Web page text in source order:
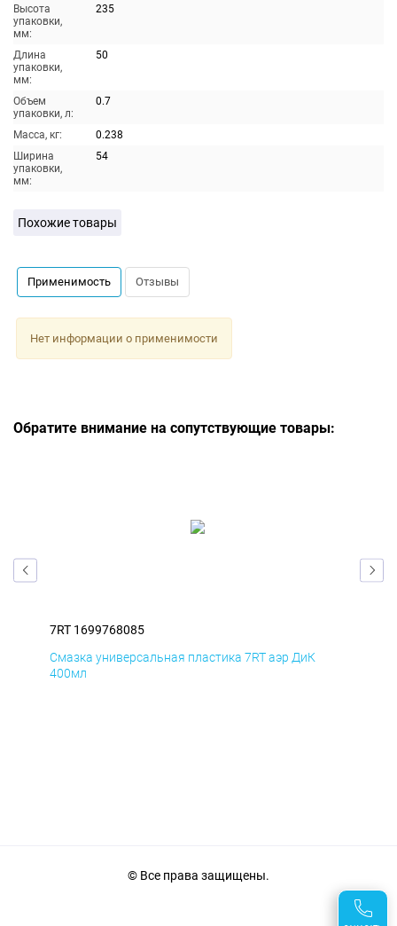
Высота
упаковки,
мм:
235
Длина
упаковки,
мм:
50
Объем
упаковки, л:
0.7
Масса, кг:
0.238
Ширина
упаковки,
мм:
54
Похожие товары
Применимость Отзывы
Нет информации о применимости
Обратите внимание на сопутствующие товары:
7RT 1699768085
Смазка универсальная пластика 7RT аэр ДиК
400мл
© Все права защищены.